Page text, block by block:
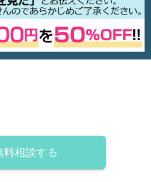
料相談する